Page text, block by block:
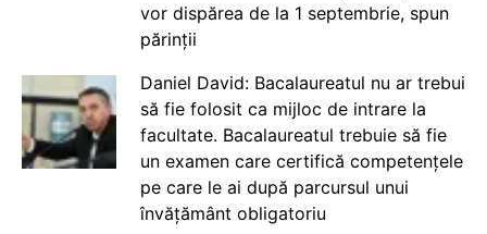
vor dispărea de la 1 septembrie, spun
părinții
Daniel David: Bacalaureatul nu ar trebui
să fie folosit ca mijloc de intrare la
facultate. Bacalaureatul trebuie să fie
un examen care certifică competențele
pe care le ai după parcursul unui
învățământ obligatoriu